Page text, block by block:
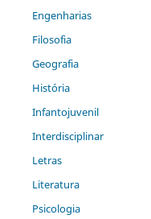
Engenharias
Filosofia
Geografia
História
Infantojuvenil
Interdisciplinar
Letras
Literatura
Psicologia